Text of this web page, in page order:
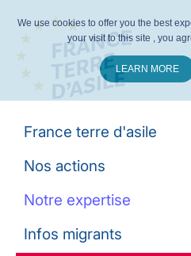
France terre d'asile
Nos actions
Notre expertise
Infos migrants
We use cookies to offer you the best
your visit to this site , you
LEARN MORE